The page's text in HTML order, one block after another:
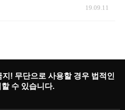
19.09.11
! 무단으로 사용할 경우 법적인
수 있습니다.